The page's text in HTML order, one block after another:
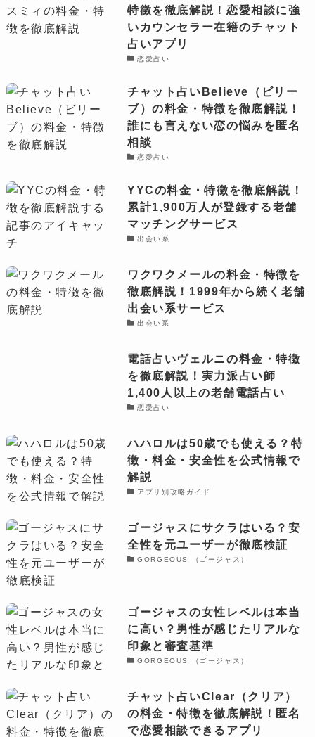
特徴を徹底解説！恋愛相談に強
いカウンセラー在籍のチャット
占いアプリ
恋愛占い
チャット占いBelieve（ビリー
ブ）の料金・特徴を徹底解説！
誰にも言えない恋の悩みを匿名
相談
恋愛占い
YYCの料金・特徴を徹底解説！
累計1,900万人が登録する老舗
マッチングサービス
出会い系
ワクワクメールの料金・特徴を
徹底解説！1999年から続く老舗
出会い系サービス
出会い系
電話占いヴェルニの料金・特徴
を徹底解説！実力派占い師
1,400人以上の老舗電話占い
恋愛占い
ハハロルは50歳でも使える？特
徴・料金・安全性を公式情報で
解説
アプリ別攻略ガイド
ゴージャスにサクラはいる？安
全性を元ユーザーが徹底検証
GORGEOUS （ゴージャス）
ゴージャスの女性レベルは本当
に高い？男性が感じたリアルな
印象と審査基準
GORGEOUS （ゴージャス）
チャット占いClear（クリア）
の料金・特徴を徹底解説！匿名
で恋愛相談できるアプリ